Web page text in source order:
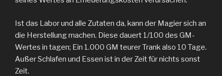
Ist das Labor und alle Zutaten da, kann der Magier sich an
die Herstellung machen. Diese dauert 1/100 des GM-
Wertes in tagen; Ein 1.000 GM teurer Trank also 10 Tage.
Außer Schlafen und Essen ist in der Zeit für nichts sonst
Zeit.